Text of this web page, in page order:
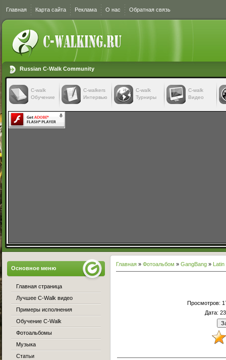
Главная Карта сайта Реклама О нас Обратная связь
Russian C-Walk Community
C-walk
Обучение
C-walkers
Интервью
С-walk
Турниры
С-walk
Видео
Главная » Фотоальбом » GangBang » Latin
Просмотров:
Дата:
Основное меню
Главная страница
Лучшее C-Walk видео
Примеры исполнения
Обучение C-Walk
Фотоальбомы
Музыка
Статьи